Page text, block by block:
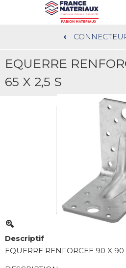
au
contenu
EQUERRE
65 X 2,5 S
Descriptif
EQUERRE RENFORCEE 90 X 90